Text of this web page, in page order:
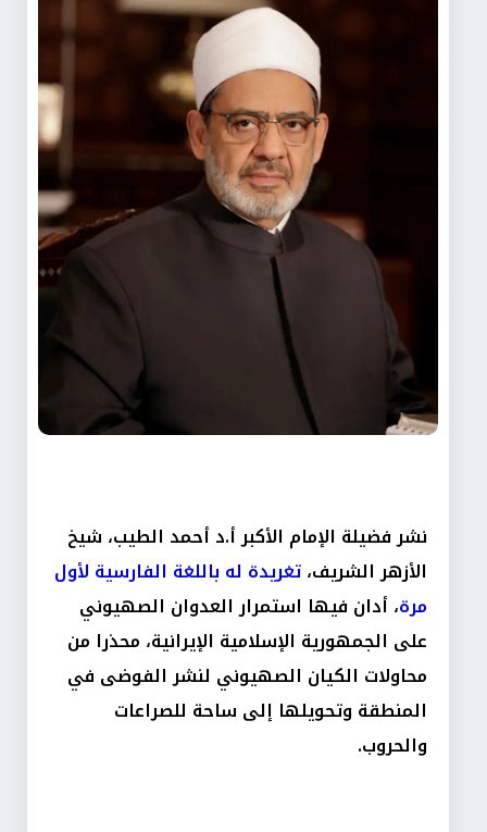
نشر فضيلة الإمام الأكبر أ.د أحمد الطيب، شيخ
الأزهر الشريف،تغريدة له باللغة الفارسية لأول
مرة، أدان فيها استمرار العدوان الصهيوني
على الجمهورية الإسلامية الإيرانية، محذرا من
محاولات الكيان الصهيوني لنشر الفوضى في
المنطقة وتحويلها إلى ساحة للصراعات
والحروب.